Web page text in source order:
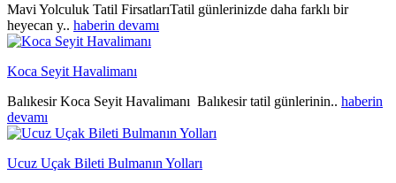
Mavi Yolculuk Tatil FirsatlarıTatil günlerinizde daha farklı bir
heyecan y.. haberin devamı
Koca Seyit Havalimanı
Balıkesir Koca Seyit Havalimanı Balıkesir tatil günlerinin.. haberin
devamı
Ucuz Uçak Bileti Bulmanın Yolları